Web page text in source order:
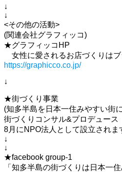
↓
↓
<その他の活動>
(関連会社グラフィッコ)
★グラフィッコHP
女性に愛されるお店づくりはブ
https://graphicco.co.jp/
↓
★街づくり事業
(知多半島を日本一住みやすい街
街づくりコンサル&プロデュース
8月にNPO法人として設立されま
↓
↓
★facebook group-1
「知多半島の街づくりは日本一